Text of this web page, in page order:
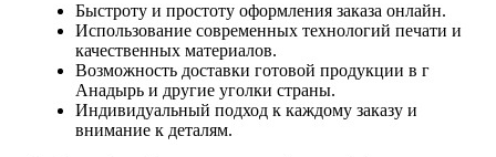
Быстроту и простоту оформления заказа онлайн.
Использование современных технологий печати и
качественных материалов.
Возможность доставки готовой продукции в г
Анадырь и другие уголки страны.
Индивидуальный подход к каждому заказу и
внимание к деталям.